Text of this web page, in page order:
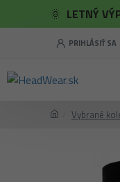
🌞 LETNÝ
PRIHLÁSIŤ SA
Vybrané